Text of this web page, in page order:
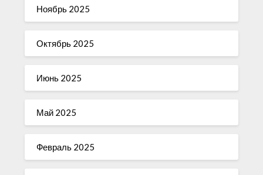
Ноябрь 2025
Октябрь 2025
Июнь 2025
Май 2025
Февраль 2025